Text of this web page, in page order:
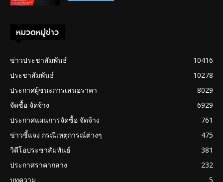
หมวดหมู่ข่าว
ข่าวประชาสัมพันธ์
10416
ประชาสัมพันธ์
10278
ประกาศผู้ชนะการเสนอราคา
8029
จัดซื้อ จัดจ้าง
6929
ประกาศแผนการจัดซื้อ จัดจ้าง
761
ข่าวชี้แจง กรณีเหตุการณ์ต่างๆ
475
วิดีโอประชาสัมพันธ์
381
ประกาศราคากลาง
232
บทความ
5